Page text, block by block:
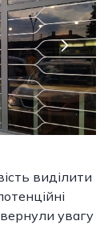
виділити
увагу